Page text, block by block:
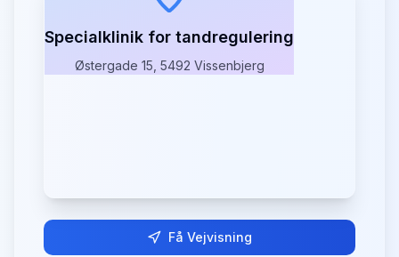
Specialklinik for tandregulering
Østergade 15, 5492 Vissenbjerg
Få Vejvisning